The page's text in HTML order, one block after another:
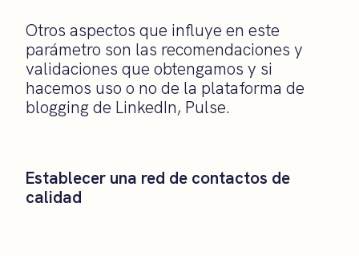
Otros aspectos que influye en este
parámetro son las recomendaciones y
validaciones que obtengamos y si
hacemos uso o no de la plataforma de
blogging de LinkedIn, Pulse.
Establecer una red de contactos de
calidad